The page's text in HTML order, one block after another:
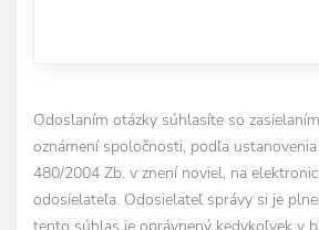
Odoslaním otázky súhlasíte so
oznámení spoločnosti, podľa ustanovenia
480/2004 Zb. v znení noviel, na
odosielateľa. Odosielateľ správy si je